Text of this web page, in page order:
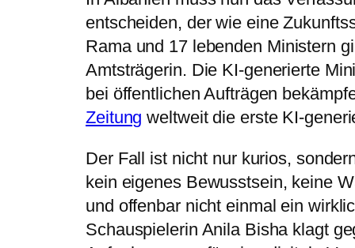
entscheiden, der wie eine
Rama und 17 lebenden Ministern
Amtsträgerin. Die KI-generierte
bei öffentlichen Aufträgen
Zeitung weltweit die erste KI-
Der Fall ist nicht nur kurios,
kein eigenes Bewusstsein, keine
und offenbar nicht einmal ein
Schauspielerin Anila Bisha klagt